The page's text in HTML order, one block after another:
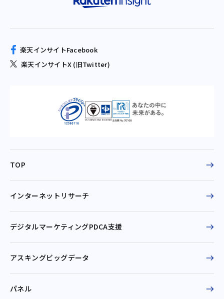
楽天インサイトFacebook
楽天インサイトX (旧Twitter)
TOP
インターネットリサーチ
デジタルマーケティングPDCA支援
アスキングビッグデータ
パネル